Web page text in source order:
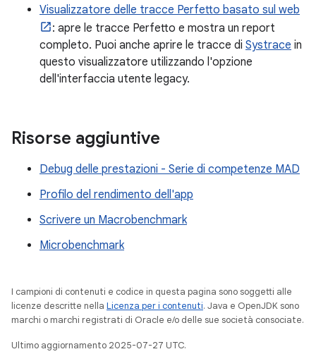
Visualizzatore delle tracce Perfetto basato sul web
: apre le tracce Perfetto e mostra un report
completo. Puoi anche aprire le tracce di Systrace in
questo visualizzatore utilizzando l'opzione
dell'interfaccia utente legacy.
Risorse aggiuntive
Debug delle prestazioni - Serie di competenze MAD
Profilo del rendimento dell'app
Scrivere un Macrobenchmark
Microbenchmark
I campioni di contenuti e codice in questa pagina sono soggetti alle
licenze descritte nella Licenza per i contenuti. Java e OpenJDK sono
marchi o marchi registrati di Oracle e/o delle sue società consociate.
Ultimo aggiornamento 2025-07-27 UTC.